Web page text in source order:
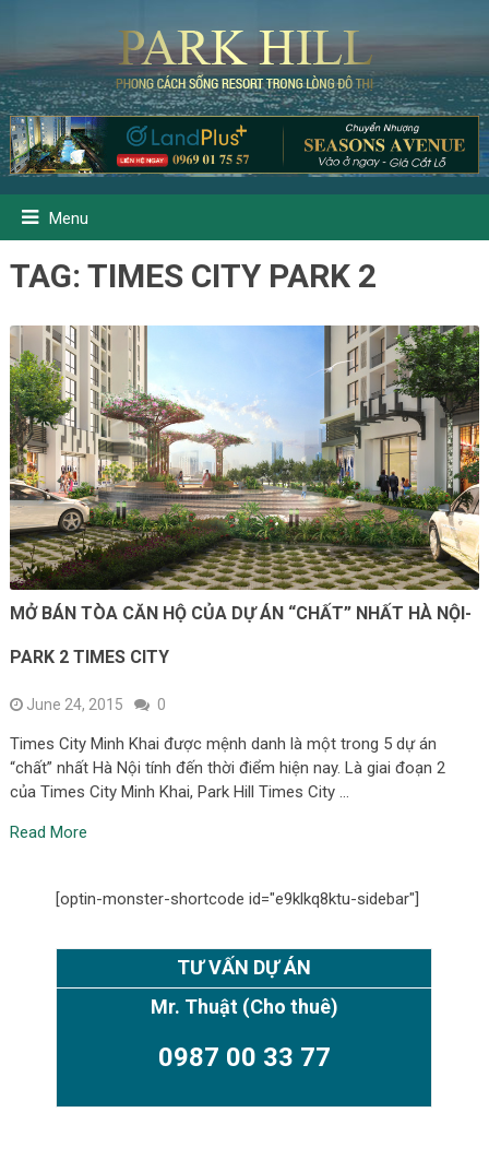
Menu
TAG: TIMES CITY PARK 2
MỞ BÁN TÒA CĂN HỘ CỦA DỰ ÁN “CHẤT” NHẤT HÀ NỘI-
PARK 2 TIMES CITY
June 24, 2015 0
Times City Minh Khai được mệnh danh là một trong 5 dự án
“chất” nhất Hà Nội tính đến thời điểm hiện nay. Là giai đoạn 2
của Times City Minh Khai, Park Hill Times City …
Read More
[optin-monster-shortcode id="e9klkq8ktu-sidebar"]
TƯ VẤN DỰ ÁN
Mr. Thuật (Cho thuê)
0987 00 33 77